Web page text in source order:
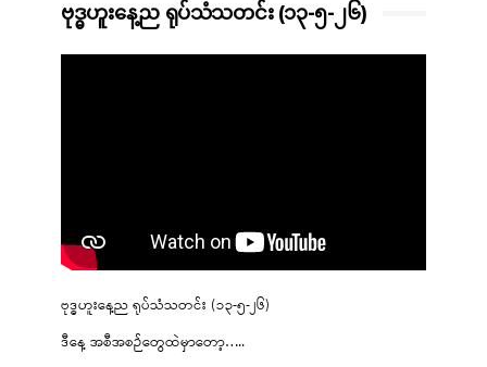
ဗုဒ္ဓဟူးနေ့ည ရုပ်သံသတင်း (၁၃-၅-၂၆)
ဗုဒ္ဓဟူးနေ့ည ရုပ်သံသတင်း (၁၃-၅-၂၆)
ဒီနေ့ အစီအစဉ်တွေထဲမှာတော့…..